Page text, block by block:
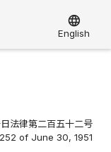
language
English
法律第二百五十二号
of June 30, 1951